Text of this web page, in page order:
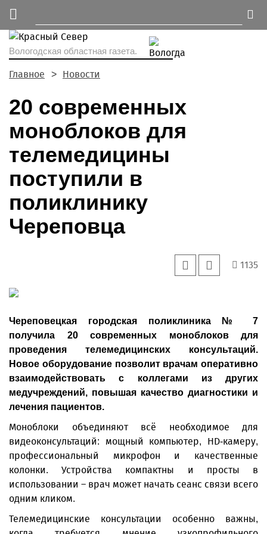
Вологодская областная газета.
Главное Новости
20 современных
моноблоков для
телемедицины
поступили в
поликлинику
Череповца
1135
Череповецкая городская поликлиника № 7
получила 20 современных моноблоков для
проведения телемедицинских консультаций.
Новое оборудование позволит врачам оперативно
взаимодействовать с коллегами из других
медучреждений, повышая качество диагностики и
лечения пациентов.
Моноблоки объединяют всё необходимое для
видеоконсультаций: мощный компьютер, HD-камеру,
профессиональный микрофон и качественные
колонки. Устройства компактны и просты в
использовании – врач может начать сеанс связи всего
одним кликом.
Телемедицинские консультации особенно важны,